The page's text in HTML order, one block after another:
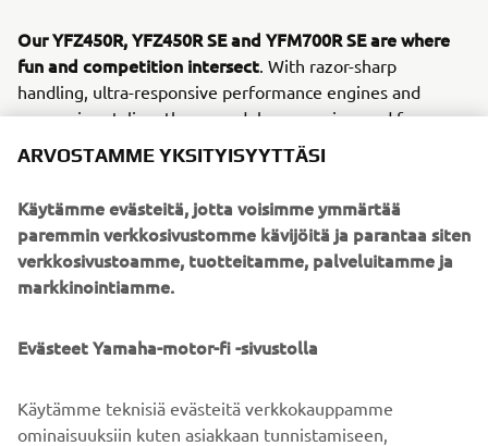
Our YFZ450R, YFZ450R SE and YFM700R SE are where
fun and competition intersect. With razor-sharp
handling, ultra-responsive performance engines and
aggressive styling, these models are engineered for
serious riders looking to take the next step to competitive
Whether you are#DRIVENBYFUNand looking to begin
your racing journey with our YFZ50 and YFM90R mini
ATV’s or#DRIVENBYVICTORYand want to step-up into
our larger-CC segment, Yamaha are with you every step of
into a reality, then nothing else compares to the Yamaha
ARVOSTAMME YKSITYISYYTTÄSI
Käytämme evästeitä, jotta voisimme ymmärtää
paremmin verkkosivustomme kävijöitä ja parantaa siten
verkkosivustoamme, tuotteitamme, palveluitamme ja
markkinointiamme.
Evästeet Yamaha-motor-fi -sivustolla
Käytämme teknisiä evästeitä verkkokauppamme
ominaisuuksiin kuten asiakkaan tunnistamiseen,